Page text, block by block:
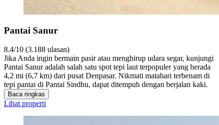
Pantai Sanur
8.4/10 (3.188 ulasan)
Jika Anda ingin bermain pasir atau menghirup udara segar, kunjungi
Pantai Sanur adalah salah satu spot tepi laut terpopuler yang berada
4,2 mi (6,7 km) dari pusat Denpasar. Nikmati matahari terbenam di
tepi pantai di Pantai Sindhu, dapat ditempuh dengan berjalan kaki.
Baca ringkas
Lihat properti